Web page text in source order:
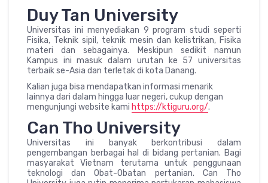
Duy Tan University
Universitas ini menyediakan 9 program studi seperti
Fisika, Teknik sipil, teknik mesin dan kelistrikan, Fisika
materi dan sebagainya. Meskipun sedikit namun
Kampus ini masuk dalam urutan ke 57 universitas
terbaik se-Asia dan terletak di kota Danang.
Kalian juga bisa mendapatkan informasi menarik
lainnya dari dalam hingga luar negeri, cukup dengan
mengunjungi website kami https://ktiguru.org/.
Can Tho University
Universitas ini banyak berkontribusi dalam
pengembangan berbagai hal di bidang pertanian. Bagi
masyarakat Vietnam terutama untuk penggunaan
teknologi dan Obat-Obatan pertanian. Can Tho